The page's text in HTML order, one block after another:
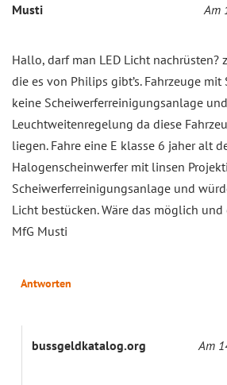
Musti Am
Hallo, darf man LED Licht nachrüsten?
die es von Philips gibt’s. Fahrzeuge mit
keine Scheiwerferreinigungsanlage
Leuchtweitenregelung da diese
liegen. Fahre eine E klasse 6 jaher alt
Halogenscheinwerfer mit linsen
Scheiwerferreinigungsanlage und
Licht bestücken. Wäre das möglich
MfG Musti
Antworten
bussgeldkatalog.org Am